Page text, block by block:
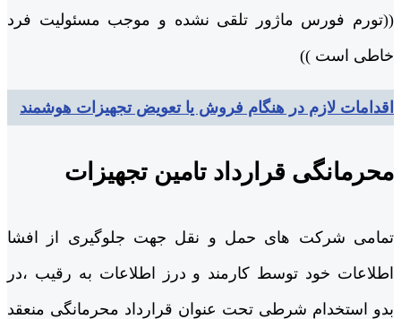
((تورم فورس ماژور تلقی نشده و موجب مسئولیت فرد
خاطی است ))
اقدامات لازم در هنگام فروش یا تعویض تجهیزات هوشمند
محرمانگی قرارداد تامین تجهیزات
تمامی شرکت های حمل و نقل جهت جلوگیری از افشا
اطلاعات خود توسط کارمند و درز اطلاعات به رقیب ،در
بدو استخدام شرطی تحت عنوان قرارداد محرمانگی منعقد